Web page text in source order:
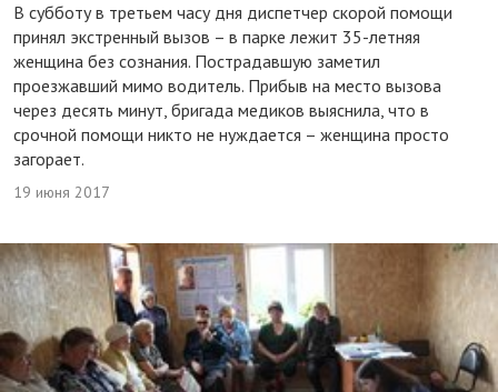
В субботу в третьем часу дня диспетчер скорой помощи
принял экстренный вызов – в парке лежит 35-летняя
женщина без сознания. Пострадавшую заметил
проезжавший мимо водитель. Прибыв на место вызова
через десять минут, бригада медиков выяснила, что в
срочной помощи никто не нуждается – женщина просто
загорает.
19 июня 2017